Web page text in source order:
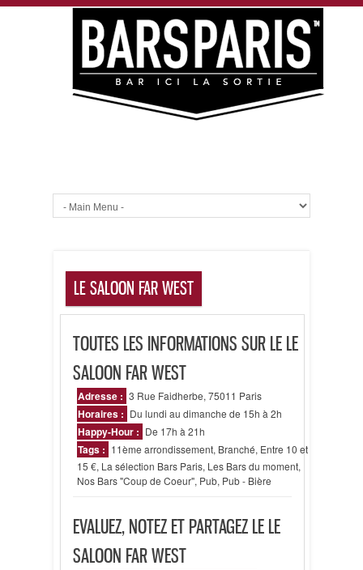
LE SALOON FAR WEST
TOUTES LES INFORMATIONS SUR LE LE
SALOON FAR WEST
Adresse : 3 Rue Faidherbe, 75011 Paris
Horaires : Du lundi au dimanche de 15h à 2h
Happy-Hour : De 17h à 21h
Tags : 11ème arrondissement, Branché, Entre 10 et
15 €, La sélection Bars Paris, Les Bars du moment,
Nos Bars "Coup de Coeur", Pub, Pub - Bière
EVALUEZ, NOTEZ ET PARTAGEZ LE LE
SALOON FAR WEST